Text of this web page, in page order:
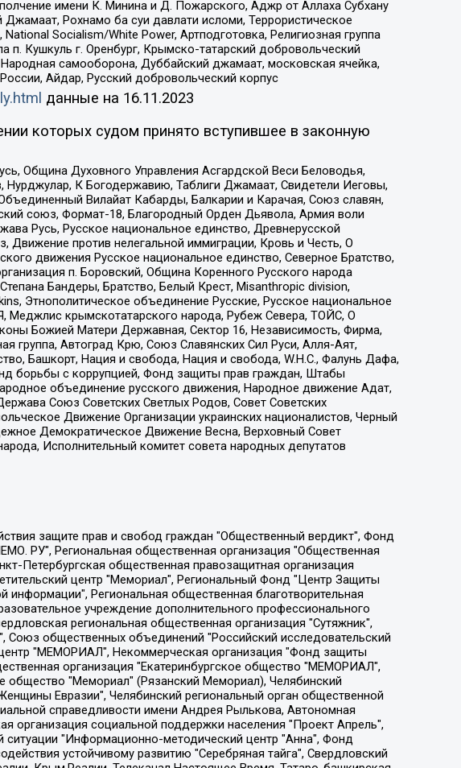
имени К. Минина и Д. Пожарского, Аджр от Аллаха Субхану
Рохнамо ба суи давлати исломи, Террористическое
Socialism/White Power, Артподготовка, Религиозная группа
п. Кушкуль г. Оренбург, Крымско-татарский добровольческий
самооборона, Дуббайский джамаат, московская ячейка,
Айдар, Русский добровольческий корпус
данные на 16.11.2023
которых судом принято вступившее в законную
Община Духовного Управления Асгардской Веси Беловодья,
К Богодержавию, Таблиги Джамаат, Свидетели Иеговы,
Вилайат Кабарды, Балкарии и Карачая, Союз славян,
союз, Формат-18, Благородный Орден Дьявола, Армия воли
Русь, Русское национальное единство, Древнерусской
против нелегальной иммиграции, Кровь и Честь, О
движения Русское национальное единство, Северное Братство,
п. Боровский, Община Коренного Русского народа
Бандеры, Братство, Белый Крест, Misanthropic division,
Этнополитическое объединение Русские, Русское национальное
Меджлис крымскотатарского народа, Рубеж Севера, ТОЙС, О
Божией Матери Державная, Сектор 16, Независимость, Фирма,
группа, Автоград Крю, Союз Славянских Сил Руси, Алля-Аят,
Башкорт, Нация и свобода, Нация и свобода, W.H.С., Фалунь Дафа,
борьбы с коррупцией, Фонд защиты прав граждан, Штабы
объединение русского движения, Народное движение Адат,
Союз Советских Светлых Родов, Совет Советских
Движение Организации украинских националистов, Черный
Демократическое Движение Весна, Верховный Совет
Исполнительный комитет совета народных депутатов
прав человека и информированию населения "Якутия – Наше Мнение", Общество с ограниченной ответственностью "Москоу диджитал медиа", с 26.01.2023 Общество с ограниченной ответственностью "Чайка Белые сады", Ветошкина Валерия Валерьевна, Заговора Максим Александрович, Межрегиональное общественное движение "Российская ЛГБТ - сеть", Оленичев Максим Владимирович, Павлов Иван Юрьевич, Скворцова Елена Сергеевна, Общество с ограниченной ответственностью "Как бы инагент", Кочетков Игорь Викторович, Общество с ограниченной ответственностью "Честные выборы", Еланчик Олег Александрович, Общество с ограниченной ответственностью "Нобелевский призыв", Гималова Регина Эмилевна, Григорьев Андрей Валерьевич, Григорьева Алина Александровна, Ассоциация по содействию защите прав призывников, альтернативнослужащих и военнослужащих "Правозащитная группа "Гражданин.Армия.Право", Хисамова Регина Фаритовна, Автономная некоммерческая организация по реализации социально-правовых программ "Лилит", Дальневосточное общественное движение "Маяк", Санкт-Петербургская ЛГБТ-инициативная группа "Выход", Инициативная группа ЛГБТ+ "Реверс", Алексеев Андрей Викторович, Бекбулатова Таисия Львовна, Беляев Иван Михайлович, Владыкина Елена Сергеевна, Гельман Марат Александрович, Никульшина Вероника Юрьевна, Толоконникова Надежда Андреевна, Шендерович Виктор Анатольевич, Общество с ограниченной ответственностью "Данное сообщение", Общество с ограниченной ответственностью Издательский дом "Новая глава", Айнбиндер Александра Александровна, Московский комьюнити-центр для ЛГБТ+инициатив, Благотворительный фонд развития филантропии, Deutsche Welle (Германия, Kurt-Schumacher-Strasse 3, 53113 Bonn), Борзунова Мария Михайловна, Воробьев Виктор Викторович, Голубева Анна Львовна, Константинова Алла Михайловна, Малкова Ирина Владимировна, Мурадов Мурад Абдулгалимович, Осетинская Елизавета Николаевна, Понасенков Евгений Николаевич, Ганапольский Матвей Юрьевич, Киселев Евгений Алексеевич, Борухович Ирина Григорьевна, Дремин Иван Тимофеевич, Дубровский Дмитрий Викторович, Красноярская региональная общественная организация поддержки и развития альтернативных образовательных технологий и межкультурных коммуникаций "ИНТЕРРА", Маяковская Екатерина Алексеевна, Фейгин Марк Захарович, Филимонов Андрей Викторович, Дзугкоева Регина Николаевна, Доброхотов Роман Александрович, Дудь Юрий Александрович, Елкин Сергей Владимирович, Кругликов Кирилл Игоревич, Сабунаева Мария Леонидовна, Семенов Алексей Владимирович, Шаинян Карен Багратович, Шульман Екатерина Михайловна, Асафьев Артур Валерьевич, Вахштайн Виктор Семенович, Венедиктов Алексей Алексеевич, Лушникова Екатерина Евгеньевна, Волков Леонид Михайлович, Невзоров Александр Глебович, Пархоменко Сергей Борисович, Сироткин Ярослав Николаевич, Кара-Мурза Владимир Владимирович, Баранова Наталья Владимировна, Гозман Леонид Яковлевич, Кагарлицкий Борис Юльевич, Климарев Михаил Валерьевич, Милов Владимир Станиславович, Автономная некоммерческая организация Краснодарский центр современного искусства "Типография", Моргенштерн Алишер Тагирович, Соболь Любовь Эдуардовна, Общество с ограниченной ответственностью "ЛИЗА НОРМ", Каспаров Гарри Кимович, Ходорковский Михаил Борисович, Общество с ограниченной ответственностью "Апрельские тезисы", Данилович Ирина Брониславовна, Кашин Олег Владимирович, Петров Николай Владимирович, Пивоваров Алексей Владимирович, Соколов Михаил Владимирович, Цветкова Юлия Владимировна, Чичваркин Евгений Александрович, Комитет против пыток/Команда против пыток, Общество с ограниченной ответственностью "Первый научный", Общество с ограниченной ответственностью "Вертолет и ко", Белоцерковская Вероника Борисовна, Кац Максим Евгеньевич, Лазарева Татьяна Юрьевна, Шаведдинов Руслан Табризович, Яшин Илья Валерьевич, Общество с ограниченной ответственностью "Иноагент ААВ", Алешковский Дмитрий Петрович, Альбац Евгения Марковна, Быков Дмитрий Львович, Галямина Юлия Евгеньевна, Лойко Сергей Леонидович, Мартынов Кирилл Константинович, Медведев Сергей Александрович, Крашенинников Федор Геннадиевич, Гордеева Катерина Вл